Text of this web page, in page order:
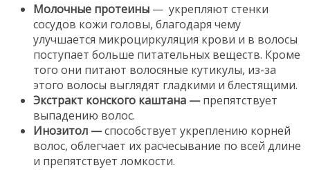
Молочные протеины — укрепляют стенки
сосудов кожи головы, благодаря чему
улучшается микроциркуляция крови и в волосы
поступает больше питательных веществ. Кроме
того они питают волосяные кутикулы, из-за
этого волосы выглядят гладкими и блестящими.
Экстракт конского каштана —препятствует
выпадению волос.
Инозитол —способствует укреплению корней
волос, облегчает их расчесывание по всей длине
и препятствует ломкости.